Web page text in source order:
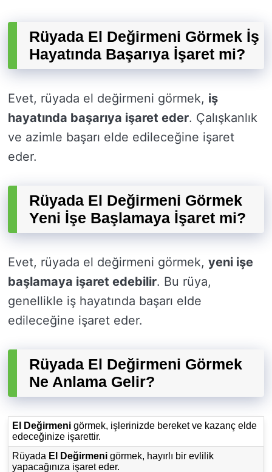
Rüyada El Değirmeni Görmek İş
Hayatında Başarıya İşaret mi?
Evet, rüyada el değirmeni görmek, iş
hayatında başarıya işaret eder. Çalışkanlık
ve azimle başarı elde edileceğine işaret
eder.
Rüyada El Değirmeni Görmek
Yeni İşe Başlamaya İşaret mi?
Evet, rüyada el değirmeni görmek, yeni işe
başlamaya işaret edebilir. Bu rüya,
genellikle iş hayatında başarı elde
edileceğine işaret eder.
Rüyada El Değirmeni Görmek
Ne Anlama Gelir?
El Değirmeni görmek, işlerinizde bereket ve kazanç elde
edeceğinize işarettir.
Rüyada El Değirmeni görmek, hayırlı bir evlilik
yapacağınıza işaret eder.